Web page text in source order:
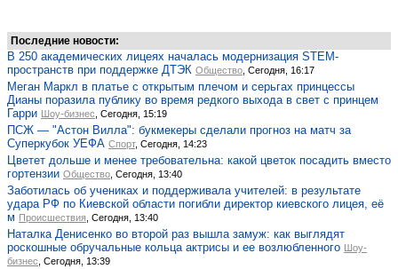
Последние новости:
В 250 академических лицеях началась модернизация STEM-
пространств при поддержке ДТЭК Общество , Сегодня, 16:17
Меган Маркл в платье с открытым плечом и серьгах принцессы
Дианы поразила публику во время редкого выхода в свет с принцем
Гарри Шоу-бизнес , Сегодня, 15:19
ПСЖ — "Астон Вилла": букмекеры сделали прогноз на матч за
Суперкубок УЕФА Спорт, Сегодня, 14:23
Цветет дольше и менее требовательна: какой цветок посадить вместо
гортензии Общество , Сегодня, 13:40
Заботилась об учениках и поддерживала учителей: в результате
удара РФ по Киевской области погибли директор киевского лицея, её
м Происшествия , Сегодня, 13:40
Наталка Денисенко во второй раз вышла замуж: как выглядят
роскошные обручальные кольца актрисы и ее возлюбленного Шоу-
бизнес , Сегодня, 13:39